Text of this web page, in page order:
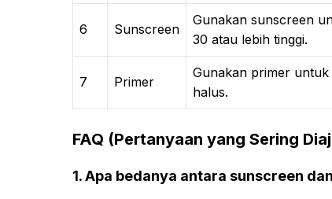
6 Sunscreen
Gunakan sunscreen
30 atau lebih tinggi.
7 Primer
Gunakan primer
halus.
FAQ (Pertanyaan yang Sering
1. Apa bedanya antara sunscreen